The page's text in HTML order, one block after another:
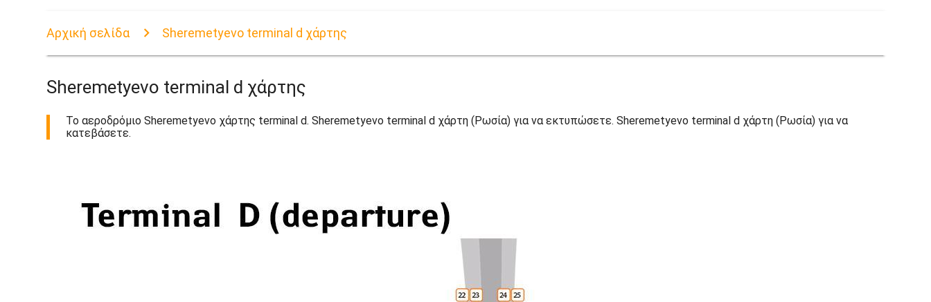
Αρχική σελίδα Sheremetyevo terminal d χάρτης
Sheremetyevo terminal d χάρτης
Το αεροδρόμιο Sheremetyevo χάρτης terminal d. Sheremetyevo terminal d χάρτη (Ρωσία) για να εκτυπώσετε. Sheremetyevo terminal d χάρτη (Ρωσία) για να
κατεβάσετε.